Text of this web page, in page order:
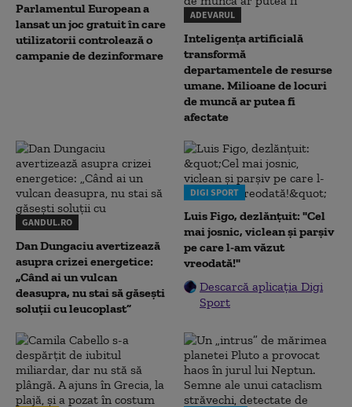
Parlamentul European a
lansat un joc gratuit în care
utilizatorii controlează o
campanie de dezinformare
ADEVARUL
Inteligența artificială
transformă
departamentele de resurse
umane. Milioane de locuri
de muncă ar putea fi
afectate
GANDUL.RO
Dan Dungaciu avertizează
asupra crizei energetice:
„Când ai un vulcan
deasupra, nu stai să găsești
soluții cu leucoplast”
DIGI SPORT
Luis Figo, dezlănțuit: "Cel
mai josnic, viclean și parșiv
pe care l-am văzut
vreodată!"
Descarcă aplicația Digi
Sport